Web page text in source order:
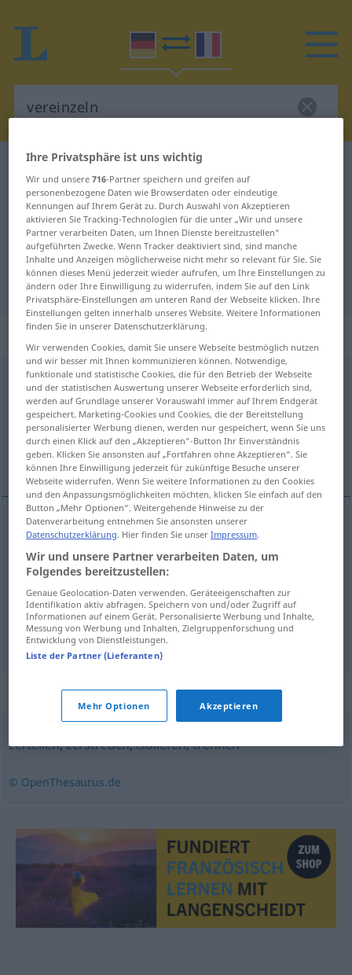
Deutsch-Französisch Wörterbuch
Deutsch-Französisch Übersetzung
für "vereinzeln"
"vereinzeln" Französisch
Übersetzung
„vereinzeln“: transitives Verb
vereinzelnv/t <-(e)le;pas de ge-;h.>
Übersicht aller Übersetzungen
(Für mehr Details die Übersetzung anklicken/antippen)
isoler démarier, éclaircir
isoler vereinzeln voneinander trennen GEH
démarier vereinzeln GARTEN AGR
éclaircir vereinzeln
Synonyme für "vereinzeln"
zerteilen,zerstreuen,isolieren,trennen
© OpenThesaurus.de
Ihre Privatsphäre ist uns wichtig
Wir und unsere716-Partner speichern und greifen auf
personenbezogene Daten wie Browserdaten oder eindeutige
Kennungen auf Ihrem Gerät zu. Durch Auswahl von Akzeptieren
aktivieren Sie Tracking-Technologien für die unter „Wir und unsere
Partner verarbeiten Daten, um Ihnen Dienste bereitzustellen“
aufgeführten Zwecke. Wenn Tracker deaktiviert sind, sind manche
Inhalte und Anzeigen möglicherweise nicht mehr so relevant für Sie. Sie
können dieses Menü jederzeit wieder aufrufen, um Ihre Einstellungen zu
ändern oder Ihre Einwilligung zu widerrufen, indem Sie auf den Link
Privatsphäre-Einstellungen am unteren Rand der Webseite klicken. Ihre
Einstellungen gelten innerhalb unseres Website. Weitere Informationen
finden Sie in unserer Datenschutzerklärung.
Wir verwenden Cookies, damit Sie unsere Webseite bestmöglich nutzen
und wir besser mit Ihnen kommunizieren können. Notwendige,
funktionale und statistische Cookies, die für den Betrieb der Webseite
und der statistischen Auswertung unserer Webseite erforderlich sind,
werden auf Grundlage unserer Vorauswahl immer auf Ihrem Endgerät
gespeichert. Marketing-Cookies und Cookies, die der Bereitstellung
personalisierter Werbung dienen, werden nur gespeichert, wenn Sie uns
durch einen Klick auf den „Akzeptieren“-Button Ihr Einverständnis
geben. Klicken Sie ansonsten auf „Fortfahren ohne Akzeptieren“. Sie
können Ihre Einwilligung jederzeit für zukünftige Besuche unserer
Webseite widerrufen. Wenn Sie weitere Informationen zu den Cookies
und den Anpassungsmöglichkeiten möchten, klicken Sie einfach auf den
Button „Mehr Optionen“. Weitergehende Hinweise zu der
Datenverarbeitung entnehmen Sie ansonsten unserer
Datenschutzerklärung. Hier finden Sie unserImpressum.
Wir und unsere Partner verarbeiten Daten, um
Folgendes bereitzustellen:
Genaue Geolocation-Daten verwenden. Geräteeigenschaften zur
Identifikation aktiv abfragen. Speichern von und/oder Zugriff auf
Informationen auf einem Gerät. Personalisierte Werbung und Inhalte,
Messung von Werbung und Inhalten, Zielgruppenforschung und
Entwicklung von Dienstleistungen.
Liste der Partner (Lieferanten)
Mehr Optionen Akzeptieren